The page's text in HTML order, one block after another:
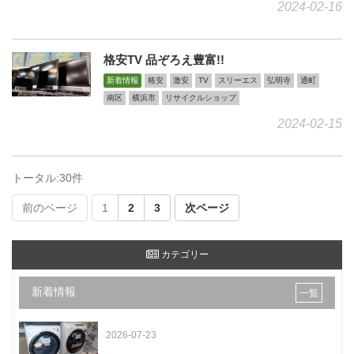
2024-02-16
格安TV 品ぞろえ豊富!!
新着情報 格安 激安 TV スリーエス 弘明寺
通町
南区
横浜市 リサイクルショップ
2024-02-15
トータル:30件
前のページ 1 2 3 次ページ
カテゴリー
新着情報 一覧
2026-07-23